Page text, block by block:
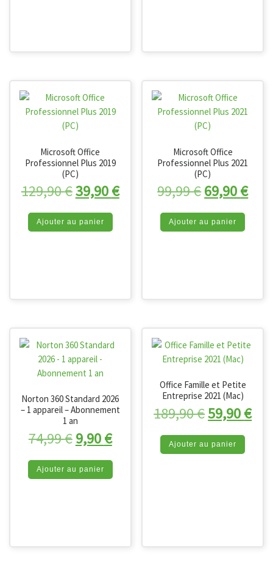
Microsoft Office
Professionnel Plus 2019
(PC)
129,90€Le prix initial était : 129,90 €.
39,90€Le prix actuel est : 39,90
Ajouter au panier
Microsoft Office
Professionnel Plus 2021
(PC)
99,99€Le prix
69,90€Le
Ajouter au panier
Norton 360 Standard 2026
– 1 appareil – Abonnement
1 an
74,99€Le prix initial était : 74,99 €.
9,90€Le prix actuel est : 9,90 €.
Ajouter au panier
Office Famille et Petite
Entreprise 2021 (Mac)
189,90€Le prix
59,90€Le
Ajouter au panier